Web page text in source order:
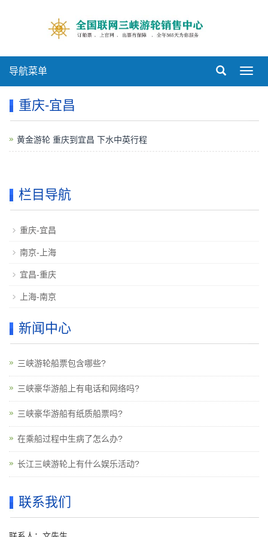
导航菜单
重庆-宜昌
黄金游轮 重庆到宜昌 下水中英行程
栏目导航
重庆-宜昌
南京-上海
宜昌-重庆
上海-南京
新闻中心
三峡游轮船票包含哪些?
三峡豪华游船上有电话和网络吗?
三峡豪华游船有纸质船票吗?
在乘船过程中生病了怎么办?
长江三峡游轮上有什么娱乐活动?
联系我们